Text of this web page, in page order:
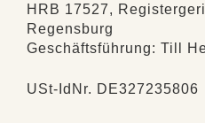
HRB 17527,
Regensburg
Geschäftsführung: Till
USt-IdNr. DE327235806